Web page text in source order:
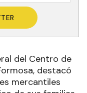
del Centro de
destacó
mercantiles